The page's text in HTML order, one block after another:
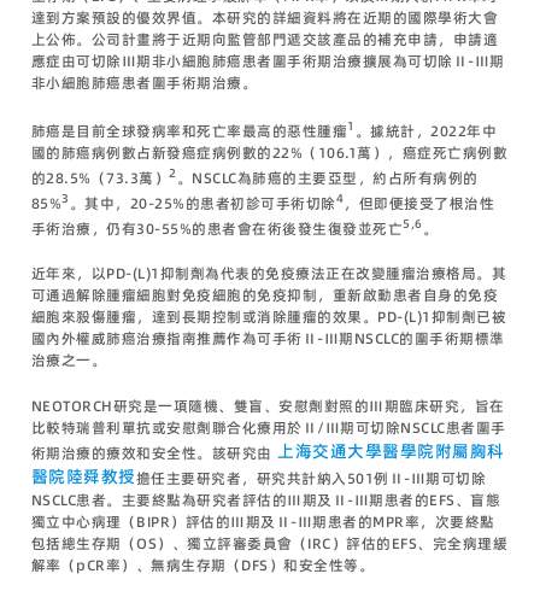
達到方案預設的優效界值。本研究的詳細資料將在近期的國際學術大會
上公佈。公司計畫將于近期向監管部門遞交該產品的補充申請，申請適
應症由可切除Ⅲ期非小細胞肺癌患者圍手術期治療擴展為可切除Ⅱ-Ⅲ期
非小細胞肺癌患者圍手術期治療。
肺癌是目前全球發病率和死亡率最高的惡性腫瘤1 。據統計，2022年中
國的肺癌病例數占新發癌症病例數的22%（106.1萬），癌症死亡病例數
的28.5%（73.3萬）2。NSCLC為肺癌的主要亞型，約占所有病例的
85%3 。其中，20-25%的患者初診可手術切除4，但即便接受了根治性
手術治療，仍有30-55%的患者會在術後發生復發並死亡5,6。
近年來，以PD-(L)1抑制劑為代表的免疫療法正在改變腫瘤治療格局。其
可通過解除腫瘤細胞對免疫細胞的免疫抑制，重新啟動患者自身的免疫
細胞來殺傷腫瘤，達到長期控制或消除腫瘤的效果。PD-(L)1抑制劑已被
國內外權威肺癌治療指南推薦作為可手術Ⅱ-Ⅲ期NSCLC的圍手術期標準
治療之一。
NEOTORCH研究是一項隨機、雙盲、安慰劑對照的Ⅲ期臨床研究，旨在
比較特瑞普利單抗或安慰劑聯合化療用於Ⅱ/Ⅲ期可切除NSCLC患者圍手
術期治療的療效和安全性。該研究由 上海交通大學醫學院附屬胸科
醫院陸舜教授擔任主要研究者，研究共計納入501例Ⅱ-Ⅲ期可切除
NSCLC患者。主要終點為研究者評估的Ⅲ期及Ⅱ-Ⅲ期患者的EFS、盲態
獨立中心病理（BIPR）評估的Ⅲ期及Ⅱ-Ⅲ期患者的MPR率，次要終點
包括總生存期（OS）、獨立評審委員會（IRC）評估的EFS、完全病理緩
解率（pCR率）、無病生存期（DFS）和安全性等。